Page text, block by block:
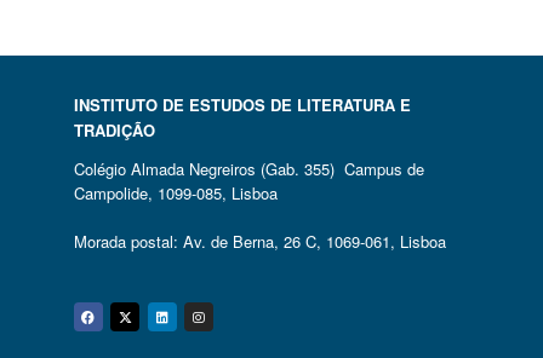
INSTITUTO DE ESTUDOS DE LITERATURA E
TRADIÇÃO
Colégio Almada Negreiros (Gab. 355) Campus de
Campolide, 1099-085, Lisboa
Morada postal: Av. de Berna, 26 C, 1069-061, Lisboa
Facebook
Twitter
Linkedin
Instagram